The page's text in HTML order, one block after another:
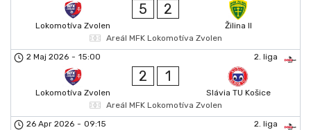
Lokomotíva Zvolen
5 2
Žilina II
Areál MFK Lokomotíva Zvolen
2. liga
2 Maj 2026 - 15:00
Lokomotíva Zvolen
2 1
Slávia TU Košice
Areál MFK Lokomotíva Zvolen
2. liga
26 Apr 2026 - 09:15